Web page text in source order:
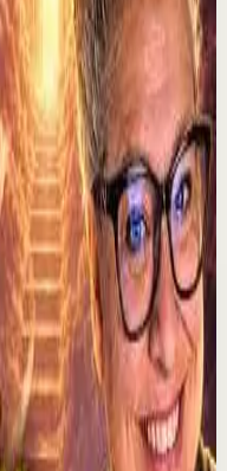
| Alex Pro
César Lozano
puede ser tan
idea. Alex Pro revela
s...